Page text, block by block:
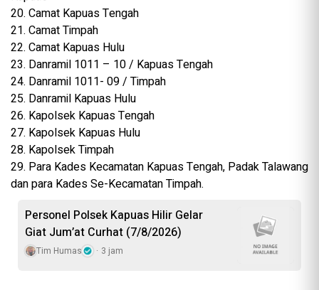
20. Camat Kapuas Tengah
21. Camat Timpah
22. Camat Kapuas Hulu
23. Danramil 1011 – 10 / Kapuas Tengah
24. Danramil 1011- 09 / Timpah
25. Danramil Kapuas Hulu
26. Kapolsek Kapuas Tengah
27. Kapolsek Kapuas Hulu
28. Kapolsek Timpah
29. Para Kades Kecamatan Kapuas Tengah, Padak Talawang
dan para Kades Se-Kecamatan Timpah.
Personel Polsek Kapuas Hilir Gelar
Giat Jum’at Curhat (7/8/2026)
Tim Humas 3 jam